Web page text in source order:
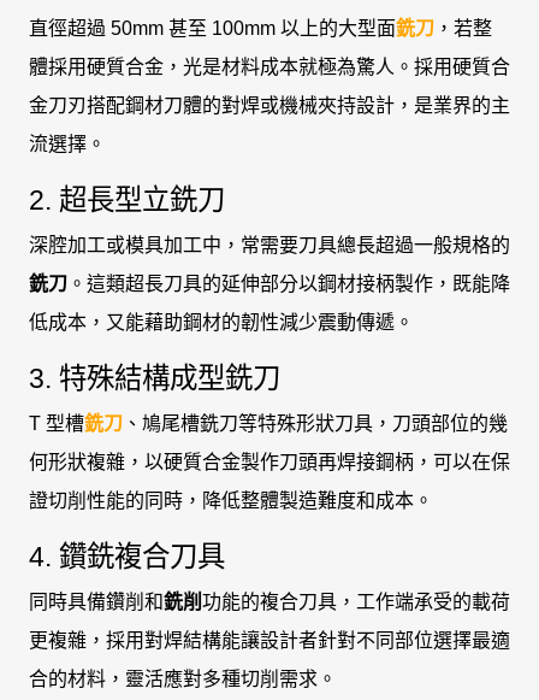
直徑超過 50mm 甚至 100mm 以上的大型面銑刀 ，若整
體採用硬質合金，光是材料成本就極為驚人。採用硬質合
金刀刃搭配鋼材刀體的對焊或機械夾持設計，是業界的主
流選擇。
2. 超長型立銑刀
深腔加工或模具加工中，常需要刀具總長超過一般規格的
銑刀 。這類超長刀具的延伸部分以鋼材接柄製作，既能降
低成本，又能藉助鋼材的韌性減少震動傳遞。
3. 特殊結構成型銑刀
T 型槽銑刀 、鳩尾槽銑刀等特殊形狀刀具，刀頭部位的幾
何形狀複雜，以硬質合金製作刀頭再焊接鋼柄，可以在保
證切削性能的同時，降低整體製造難度和成本。
4. 鑽銑複合刀具
同時具備鑽削和銑削功能的複合刀具，工作端承受的載荷
更複雜，採用對焊結構能讓設計者針對不同部位選擇最適
合的材料，靈活應對多種切削需求。